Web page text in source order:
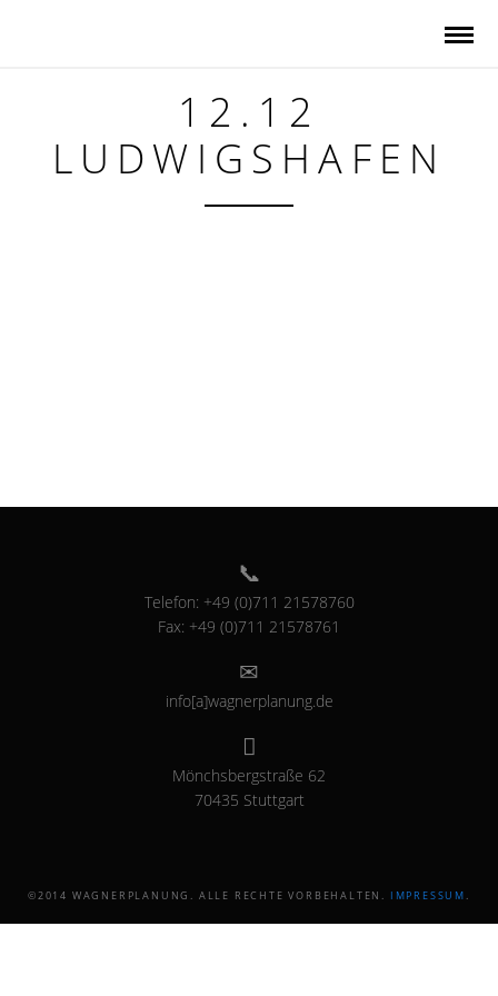
12.12
LUDWIGSHAFEN
Telefon: +49 (0)711 21578760
Fax: +49 (0)711 21578761
info[a]wagnerplanung.de
Mönchsbergstraße 62
70435 Stuttgart
©2014 WAGNERPLANUNG. ALLE RECHTE VORBEHALTEN. IMPRESSUM.